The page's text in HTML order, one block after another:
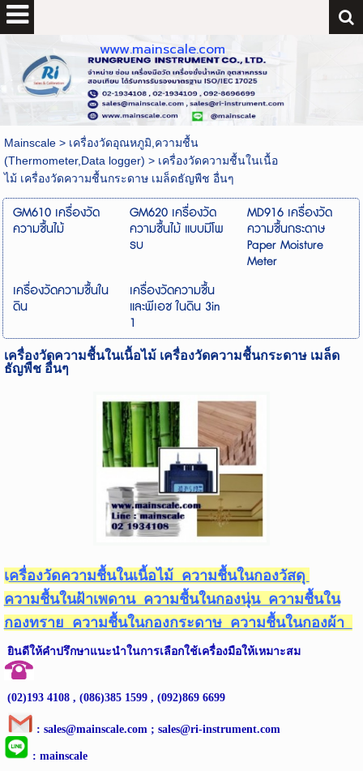
www.mainscale.com
Mainscale> เครื่องวัดอุณหภูมิ,ความชื้น
(Thermometer,Data logger) > เครื่องวัดความชื้นในเนื้อ
ไม้ เครื่องวัดความชื้นกระดาษ เมล็ดธัญพืช อื่นๆ
GM610 เครื่องวัด
ความชื้นไม้
GM620 เครื่องวัด
ความชื้นไม้ แบบมีโพ
รบ
MD916 เครื่องวัด
ความชื้นกระดาษ
Paper Moisture
Meter
เครื่องวัดความชื้นใน
ดิน
เครื่องวัดความชื้น
และพีเอช ในดิน 3in
1
เครื่องวัดความชื้นในเนื้อไม้ เครื่องวัดความชื้นกระดาษ เมล็ด
ธัญพืช อื่นๆ
เครื่องวัดความชื้นในเนื้อไม้ ความชื้นในกองวัสดุ
ความชื้นในฝ้าเพดาน ความชื้นในกองนุ่น ความชื้นใน
กองทราย ความชื้นในกองกระดาษ ความชื้นในกองผ้า
ยินดีให้คำปรึกษาแนะนำในการเลือกใช้เครื่องมือให้เหมาะสม
(02)193 4108 , (086)385 1599 , (092)869 6699
: sales@mainscale.com ; sales@ri-instrument.com
: mainscale